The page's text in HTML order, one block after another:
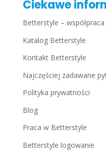
Ciekawe
Betterstyle –
Katalog Betterstyle
Kontakt Betterstyle
Najczęściej zadawane
Polityka prywatności
Blog
Praca w Betterstyle
Betterstyle logowanie